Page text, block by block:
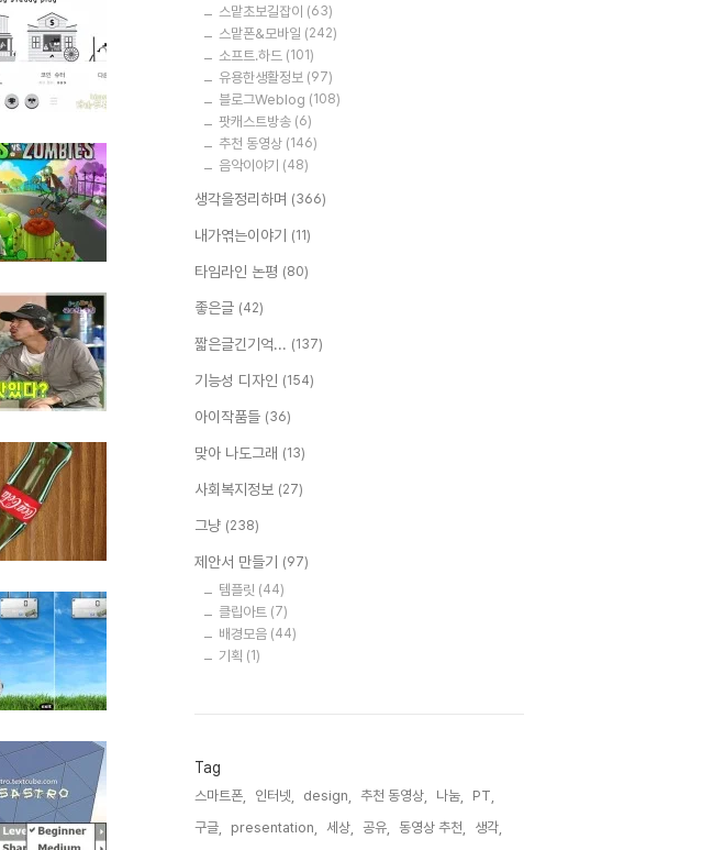
스맡초보길잡이 (63)
스맡폰&모바일 (242)
소프트.하드 (101)
유용한생활정보 (97)
블로그Weblog (108)
팟캐스트방송 (6)
추천 동영상 (146)
음악이야기 (48)
생각을정리하며 (366)
내가엮는이야기 (11)
타임라인 논평 (80)
좋은글 (42)
짧은글긴기억... (137)
기능성 디자인 (154)
아이작품들 (36)
맞아 나도그래 (13)
사회복지정보 (27)
그냥 (238)
제안서 만들기 (97)
템플릿 (44)
클립아트 (7)
배경모음 (44)
기획 (1)
Tag
스마트폰, 인터넷, design, 추천 동영상, 나눔,
PT,
구글,
presentation, 세상, 공유, 동영상 추천,
생각,